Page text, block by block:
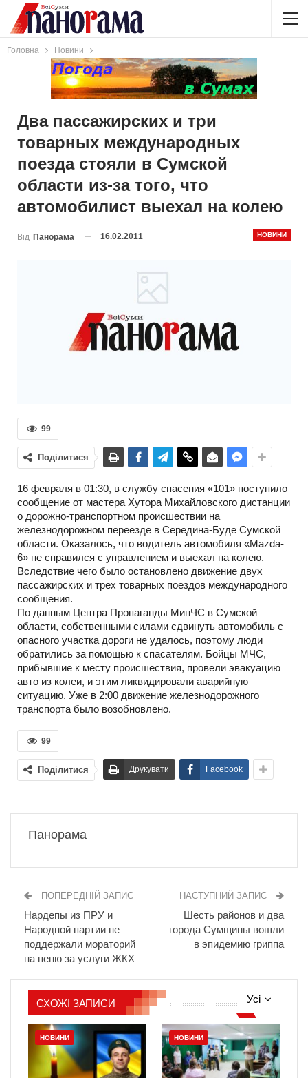
Головна Новини
Два пассажирских и три
товарных международных
поезда стояли в Сумской
области из-за того, что
автомобилист выехал на колею
НОВИНИ
Від Панорама 16.02.2011
99
Поділитися
16 февраля в 01:30, в службу спасения «101» поступило
сообщение от мастера Хутора Михайловского дистанции
о дорожно-транспортном происшествии на
железнодорожном переезде в Середина-Буде Сумской
области. Оказалось, что водитель автомобиля «Mazda-
6» не справился с управлением и выехал на колею.
Вследствие чего было остановлено движение двух
пассажирских и трех товарных поездов международного
сообщения.
По данным Центра Пропаганды МинЧС в Сумской
области, собственными силами сдвинуть автомобиль с
опасного участка дороги не удалось, поэтому люди
обратились за помощью к спасателям. Бойцы МЧС,
прибывшие к месту происшествия, провели эвакуацию
авто из колеи, и этим ликвидировали аварийную
ситуацию. Уже в 2:00 движение железнодорожного
транспорта было возобновлено.
99
Поділитися Друкувати Facebook
Панорама
ПОПЕРЕДНІЙ ЗАПИС
Нардепы из ПРУ и
Народной партии не
поддержали мораторий
на пеню за услуги ЖКХ
НАСТУПНИЙ ЗАПИС
Шесть районов и два
города Сумщины вошли
в эпидемию гриппа
Усі
СХОЖІ ЗАПИСИ
НОВИНИ НОВИНИ